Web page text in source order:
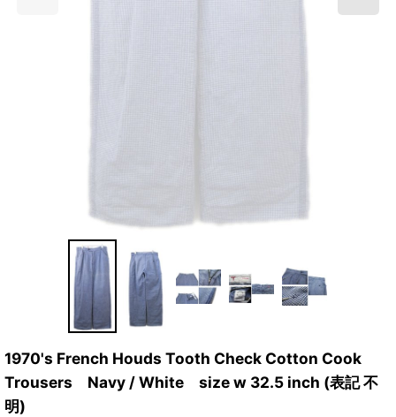
1970's French Houds Tooth Check Cotton Cook
Trousers Navy / White size w 32.5 inch (表記 不
明)